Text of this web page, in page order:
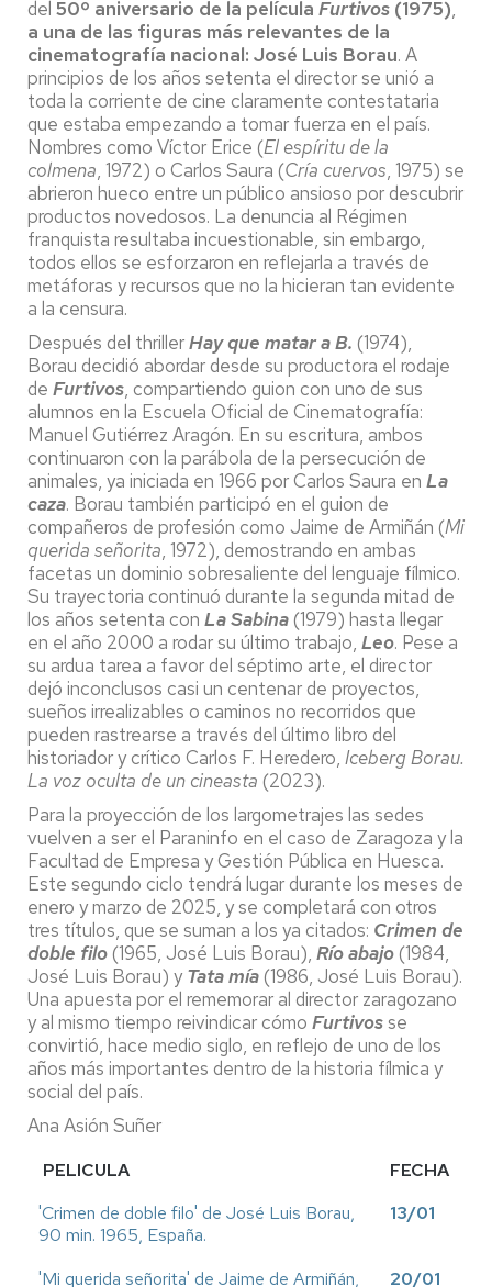
del 50º aniversario de la película Furtivos (1975),
a una de las figuras más relevantes de la
cinematografía nacional: José Luis Borau. A
principios de los años setenta el director se unió a
toda la corriente de cine claramente contestataria
que estaba empezando a tomar fuerza en el país.
Nombres como Víctor Erice (El espíritu de la
colmena, 1972) o Carlos Saura (Cría cuervos, 1975) se
abrieron hueco entre un público ansioso por descubrir
productos novedosos. La denuncia al Régimen
franquista resultaba incuestionable, sin embargo,
todos ellos se esforzaron en reflejarla a través de
metáforas y recursos que no la hicieran tan evidente
a la censura.
Después del thrillerHay que matar a B. (1974),
Borau decidió abordar desde su productora el rodaje
de Furtivos, compartiendo guion con uno de sus
alumnos en la Escuela Oficial de Cinematografía:
Manuel Gutiérrez Aragón. En su escritura, ambos
continuaron con la parábola de la persecución de
animales, ya iniciada en 1966 por Carlos Saura en La
caza. Borau también participó en el guion de
compañeros de profesión como Jaime de Armiñán (Mi
querida señorita, 1972), demostrando en ambas
facetas un dominio sobresaliente del lenguaje fílmico.
Su trayectoria continuó durante la segunda mitad de
los años setenta con La Sabina(1979) hasta llegar
en el año 2000 a rodar su último trabajo, Leo. Pese a
su ardua tarea a favor del séptimo arte, el director
dejó inconclusos casi un centenar de proyectos,
sueños irrealizables o caminos no recorridos que
pueden rastrearse a través del último libro del
historiador y crítico Carlos F. Heredero, Iceberg Borau.
La voz oculta de un cineasta (2023).
Para la proyección de los largometrajes las sedes
vuelven a ser el Paraninfo en el caso de Zaragoza y la
Facultad de Empresa y Gestión Pública en Huesca.
Este segundo ciclo tendrá lugar durante los meses de
enero y marzo de 2025, y se completará con otros
tres títulos, que se suman a los ya citados: Crimen de
doble filo(1965, José Luis Borau), Río abajo(1984,
José Luis Borau) y Tata mía(1986, José Luis Borau).
Una apuesta por el rememorar al director zaragozano
y al mismo tiempo reivindicar cómo Furtivosse
convirtió, hace medio siglo, en reflejo de uno de los
años más importantes dentro de la historia fílmica y
social del país.
Ana Asión Suñer
PELICULA
FECHA
'Crimen de doble filo' de José Luis Borau,
90 min. 1965, España.
13/01
'Mi querida señorita' de Jaime de Armiñán, 20/01